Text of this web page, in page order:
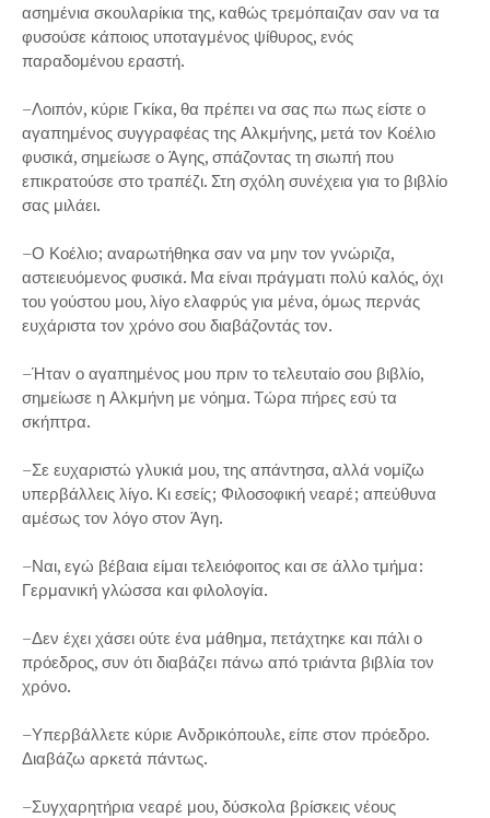
ασημένια σκουλαρίκια της, καθώς τρεμόπαιζαν σαν να τα
φυσούσε κάποιος υποταγμένος ψίθυρος, ενός
παραδομένου εραστή.
–Λοιπόν, κύριε Γκίκα, θα πρέπει να σας πω πως είστε ο
αγαπημένος συγγραφέας της Αλκμήνης, μετά τον Κοέλιο
φυσικά, σημείωσε ο Άγης, σπάζοντας τη σιωπή που
επικρατούσε στο τραπέζι. Στη σχόλη συνέχεια για το βιβλίο
σας μιλάει.
–Ο Κοέλιο; αναρωτήθηκα σαν να μην τον γνώριζα,
αστειευόμενος φυσικά. Μα είναι πράγματι πολύ καλός, όχι
του γούστου μου, λίγο ελαφρύς για μένα, όμως περνάς
ευχάριστα τον χρόνο σου διαβάζοντάς τον.
–Ήταν ο αγαπημένος μου πριν το τελευταίο σου βιβλίο,
σημείωσε η Αλκμήνη με νόημα. Τώρα πήρες εσύ τα
σκήπτρα.
–Σε ευχαριστώ γλυκιά μου, της απάντησα, αλλά νομίζω
υπερβάλλεις λίγο. Κι εσείς; Φιλοσοφική νεαρέ; απεύθυνα
αμέσως τον λόγο στον Άγη.
–Ναι, εγώ βέβαια είμαι τελειόφοιτος και σε άλλο τμήμα:
Γερμανική γλώσσα και φιλολογία.
–Δεν έχει χάσει ούτε ένα μάθημα, πετάχτηκε και πάλι ο
πρόεδρος, συν ότι διαβάζει πάνω από τριάντα βιβλία τον
χρόνο.
–Υπερβάλλετε κύριε Ανδρικόπουλε, είπε στον πρόεδρο.
Διαβάζω αρκετά πάντως.
–Συγχαρητήρια νεαρέ μου, δύσκολα βρίσκεις νέους